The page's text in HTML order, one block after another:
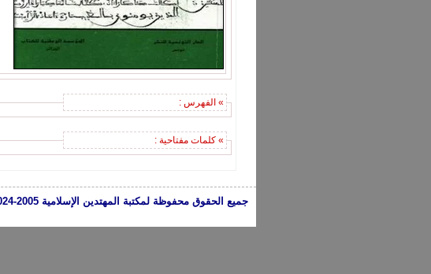
» الفهرس :
» كلمات مفتاحية :
جميع الحقوق محفوظة لمكتبة المهتدين الإسلامية 2005-2024 | الكتب تعبر عن رأي اصحابها فقط.